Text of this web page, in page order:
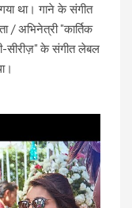
था। गाने के संगीत
/ अभिनेत्री "कार्तिक
सीरीज़" के संगीत लेबल